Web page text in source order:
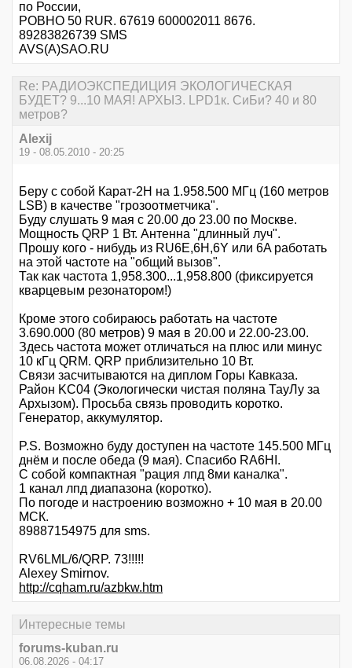
по России,
РОВНО 50 RUR. 67619 600002011 8676.
89283826739 SMS
AVS(A)SAO.RU
Re: РАДИОЭКСПЕДИЦИЯ ЭКОЛОГИЧЕСКАЯ
БУДЕТ? 9...10 МАЯ! АРХЫЗ. LPD1к. СиБи? 40 и 80
метров?
Alexij
19 - 08.05.2010 - 20:25
Беру с собой Карат-2Н на 1.958.500 МГц (160 метров
LSB) в качестве "грозоотметчика".
Буду слушать 9 мая с 20.00 до 23.00 по Москве.
Мощность QRP 1 Вт. Антенна "длинный луч".
Прошу кого - нибудь из RU6E,6H,6Y или 6A работать
на этой частоте на "общий вызов".
Так как частота 1,958.300...1,958.800 (фиксируется
кварцевым резонатором!)
Кроме этого собираюсь работать на частоте
3.690.000 (80 метров) 9 мая в 20.00 и 22.00-23.00.
Здесь частота может отличаться на плюс или минус
10 кГц QRM. QRP приблизительно 10 Вт.
Связи засчитываются на диплом Горы Кавказа.
Район KC04 (Экологически чистая поляна ТауЛу за
Архызом). Просьба связь проводить коротко.
Генератор, аккумулятор.
P.S. Возможно буду доступен на частоте 145.500 МГц
днём и после обеда (9 мая). Спасибо RA6HI.
С собой компактная "рация лпд 8ми каналка".
1 канал лпд диапазона (коротко).
По погоде и настроению возможно + 10 мая в 20.00
МСК.
89887154975 для sms.
RV6LML/6/QRP. 73!!!!!
Alexey Smirnov.
http://cqham.ru/azbkw.htm
Интересные темы
forums-kuban.ru
06.08.2026 - 04:17